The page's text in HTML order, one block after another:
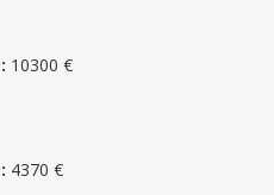
10300 €
4370 €